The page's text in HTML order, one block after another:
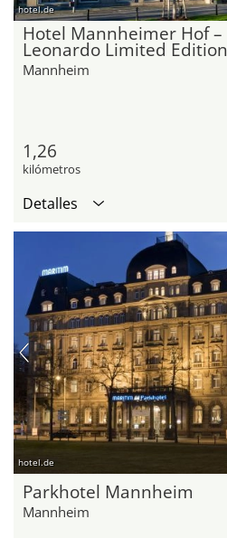
hotel.de
Hotel Mannheimer Hof –
Leonardo Limited Edition
Mannheim
1,26
kilómetros
Detalles
hotel.de
Parkhotel Mannheim
Mannheim